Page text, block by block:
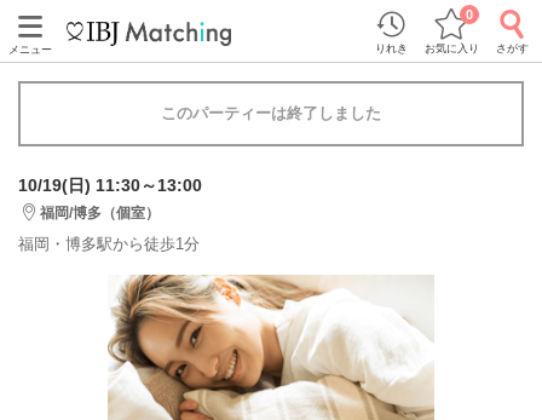
メニュー りれき お気に入り
0
さがす
このパーティーは終了しました
10/19(日) 11:30～13:00
福岡/博多（個室）
福岡・博多駅から徒歩1分